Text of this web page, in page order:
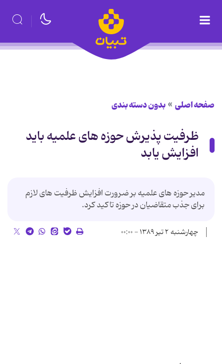
صفحه اصلی بدون دسته بندی
ظرفیت پذیرش حوزه های علمیه باید
افزایش یابد
مدیر حوزه های علمیه بر ضرورت افزایش ظرفیت های لازم
برای جذب متقاضیان در حوزه تاکید کرد.
چهارشنبه ۲ تیر ۱۳۸۹ - ۰۰:۰۰